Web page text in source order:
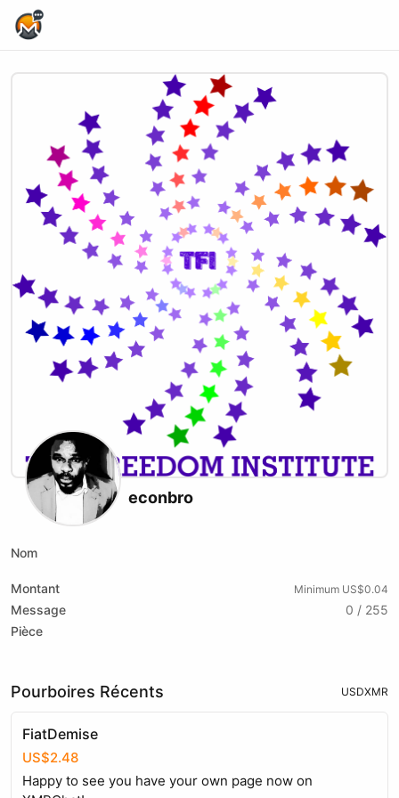
econbro
Nom
Montant Minimum US$0.04
Message
0 / 255
Pièce
Pourboires Récents USDXMR
FiatDemise
US$2.48
Happy to see you have your own page now on